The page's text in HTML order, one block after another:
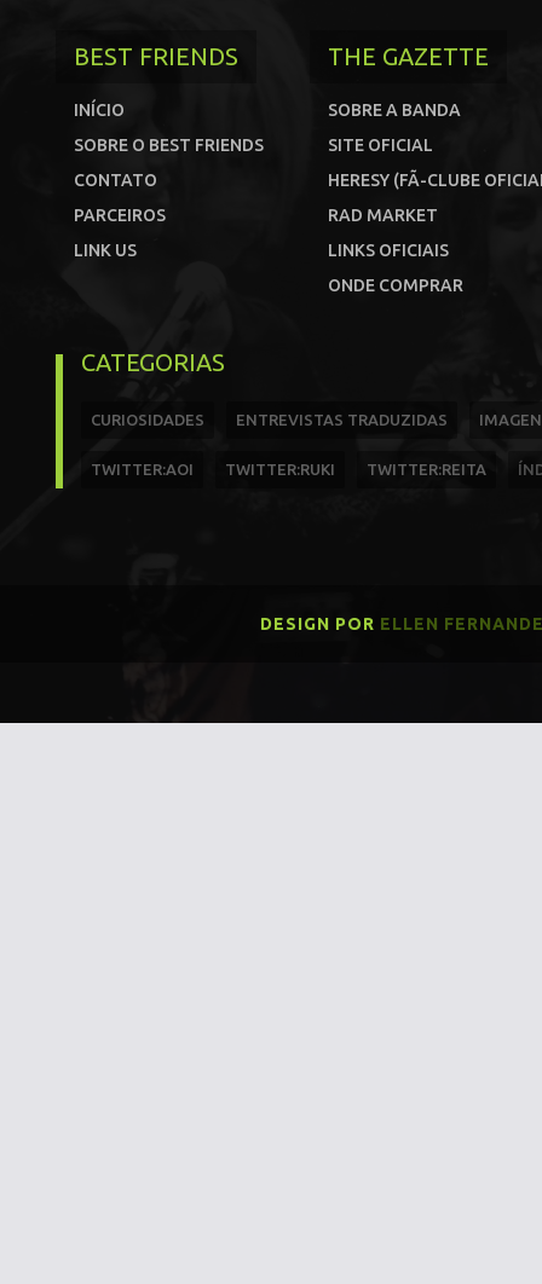
BEST FRIENDS
INÍCIO
SOBRE O BEST FRIENDS
CONTATO
PARCEIROS
LINK US
THE GAZETTE
SOBRE A BANDA
SITE OFICIAL
HERESY (FÃ-CLUBE
RAD MARKET
LINKS OFICIAIS
ONDE COMPRAR
CATEGORIAS
CURIOSIDADES ENTREVISTAS TRADUZIDAS
TWITTER:AOI TWITTER:RUKI TWITTER:REITA
DESIGN POR ELLEN